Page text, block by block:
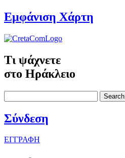
Εμφάνιση Χάρτη
Τι ψάχνετε
στο Ηράκλειο
Search
Σύνδεση
ΕΓΓΡΑΦΗ